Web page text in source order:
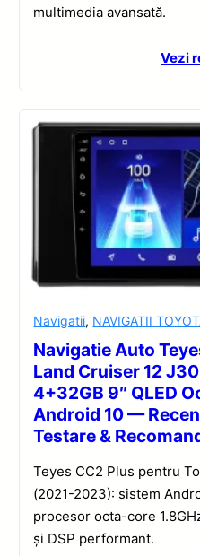
multimedia avansată.
Vezi
Navigatii, NAVIGATII
Navigatie Auto
Land Cruiser 12
4+32GB 9″ QLED
Android 10 —
Testare &
Teyes CC2 Plus pentru
(2021-2023): sistem
procesor octa-core
și DSP performant.